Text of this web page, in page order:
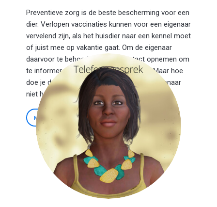
Preventieve zorg is de beste bescherming voor een
dier. Verlopen vaccinaties kunnen voor een eigenaar
vervelend zijn, als het huisdier naar een kennel moet
of juist mee op vakantie gaat. Om de eigenaar
daarvoor te behoeden, kun je contact opnemen om
te informeren over de vaccinatiestatus. Maar hoe
doe je dat? En wat als de reactie van de eigenaar
niet helemaal is zoals je gehoopt had?
Meer informatie